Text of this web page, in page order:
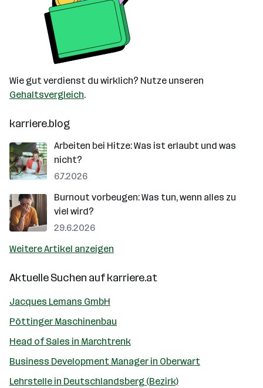
Wie gut verdienst du wirklich? Nutze unseren
Gehaltsvergleich.
karriere.blog
Arbeiten bei Hitze: Was ist erlaubt und was
nicht?
6.7.2026
Burnout vorbeugen: Was tun, wenn alles zu
viel wird?
29.6.2026
Weitere Artikel anzeigen
Aktuelle Suchen aufkarriere.at
Jacques Lemans GmbH
Pöttinger Maschinenbau
Head of Sales in Marchtrenk
Business Development Manager in Oberwart
Lehrstelle in Deutschlandsberg (Bezirk)